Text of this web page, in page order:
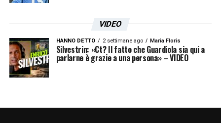
VIDEO
HANNO DETTO 2 settimane ago Maria Floris
Silvestrin: «Ct? Il fatto che Guardiola sia qui a
parlarne è grazie a una persona» – VIDEO